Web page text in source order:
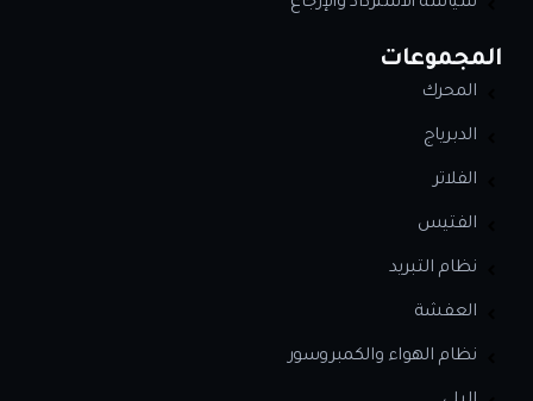
سياسة الاسترداد والإرجاع
المجموعات
المحرك
الدبرياج
الفلاتر
الفتيس
نظام التبريد
العفشة
نظام الهواء والكمبروسور